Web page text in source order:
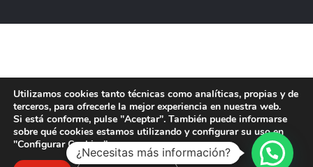
Utilizamos cookies tanto técnicas como analíticas, propias y de
terceros, para ofrecerle la mejor experiencia en nuestra web.
Si está conforme, pulse "Aceptar". También puede informarse
sobre qué cookies estamos utilizando y configurar su uso en
"Configurar Cookies".
¿Necesitas más información?